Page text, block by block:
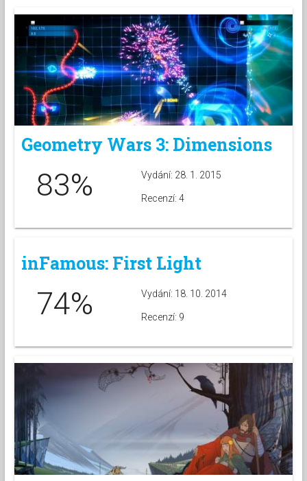
Geometry Wars 3: Dimensions
83% Vydání: 28. 1. 2015
Recenzí: 4
inFamous: First Light
74% Vydání: 18. 10. 2014
Recenzí: 9